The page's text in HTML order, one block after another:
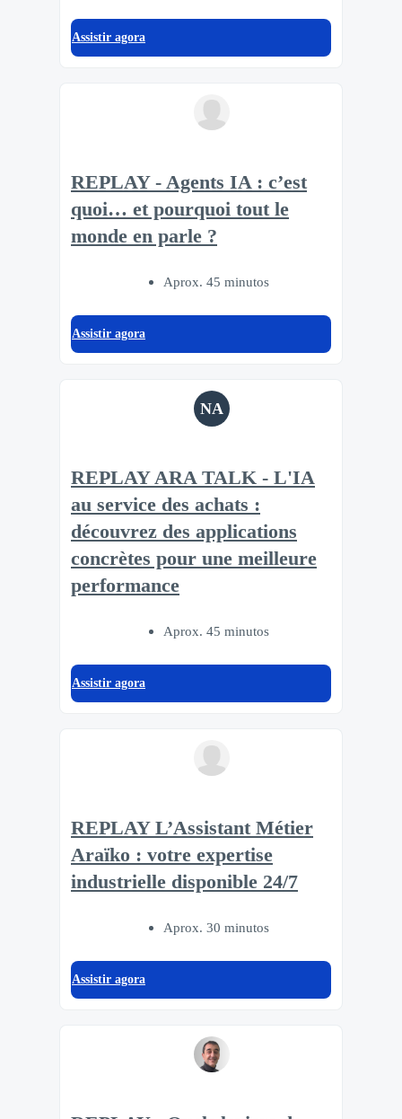
Assistir agora
REPLAY - Agents IA : c’est
quoi… et pourquoi tout le
monde en parle ?
Aprox. 45 minutos
Assistir agora
NA
REPLAY ARA TALK - L'IA
au service des achats :
découvrez des applications
concrètes pour une meilleure
performance
Aprox. 45 minutos
Assistir agora
REPLAY L’Assistant Métier
Araïko : votre expertise
industrielle disponible 24/7
Aprox. 30 minutos
Assistir agora